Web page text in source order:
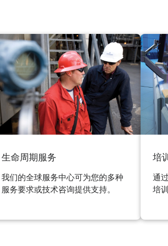
生命周期服务
我们的全球服务中心可为您的多种
服务要求或技术咨询提供支持。
培
通
培